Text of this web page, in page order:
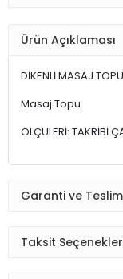
Ürün Açıklaması
DİKENLİ MASAJ
Masaj Topu
ÖLÇÜLERİ: TAKRİBİ
Garanti ve
Taksit